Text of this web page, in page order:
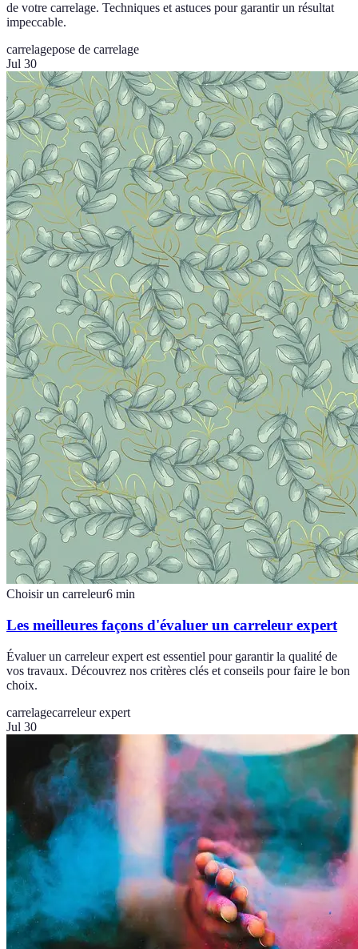
de votre carrelage. Techniques et astuces pour garantir un résultat
impeccable.
carrelagepose de carrelage
Jul 30
Choisir un carreleur6 min
Les meilleures façons d'évaluer un carreleur expert
Évaluer un carreleur expert est essentiel pour garantir la qualité de
vos travaux. Découvrez nos critères clés et conseils pour faire le bon
choix.
carrelagecarreleur expert
Jul 30